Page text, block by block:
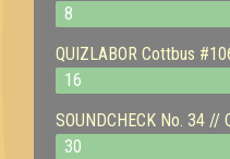
8
QUIZLABOR Cottbus
16
SOUNDCHECK No. 34
30